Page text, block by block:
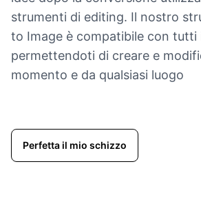
strumenti di editing. Il nostro
to Image è compatibile con tutti
permettendoti di creare e
momento e da qualsiasi luogo
Perfetta il mio schizzo